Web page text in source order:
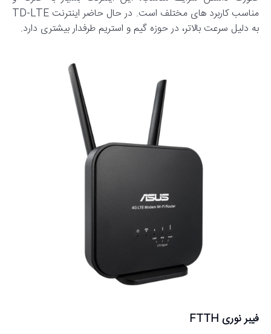
مناسب کاربرد های مختلف است. در حال حاضر اینترنت TD-LTE
به دلیل سرعت بالاتر، در حوزه گیم و استریم طرفدار بیشتری دارد.
فیبر نوری FTTH